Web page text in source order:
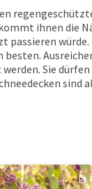
ihnen die
passieren
Sie
sind